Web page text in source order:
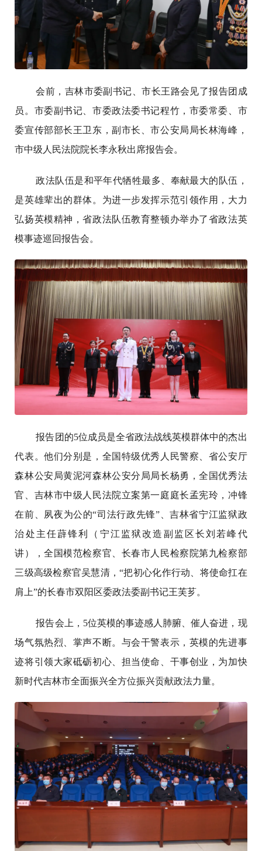
会前，吉林市委副书记、市长王路会见了报告团成
员。市委副书记、市委政法委书记程竹，市委常委、市
委宣传部部长王卫东，副市长、市公安局局长林海峰，
市中级人民法院院长李永秋出席报告会。
政法队伍是和平年代牺牲最多、奉献最大的队伍，
是英雄辈出的群体。为进一步发挥示范引领作用，大力
弘扬英模精神，省政法队伍教育整顿办举办了省政法英
模事迹巡回报告会。
报告团的5位成员是全省政法战线英模群体中的杰出
代表。他们分别是，全国特级优秀人民警察、省公安厅
森林公安局黄泥河森林公安分局局长杨勇，全国优秀法
官、吉林市中级人民法院立案第一庭庭长孟宪玲，冲锋
在前、夙夜为公的“司法行政先锋”、吉林省宁江监狱政
治处主任薜锋利（宁江监狱改造副监区长刘若峰代
讲），全国模范检察官、长春市人民检察院第九检察部
三级高级检察官吴慧清，“把初心化作行动、将使命扛在
肩上”的长春市双阳区委政法委副书记王芙芗。
报告会上，5位英模的事迹感人肺腑、催人奋进，现
场气氛热烈、掌声不断。与会干警表示，英模的先进事
迹将引领大家砥砺初心、担当使命、干事创业，为加快
新时代吉林市全面振兴全方位振兴贡献政法力量。